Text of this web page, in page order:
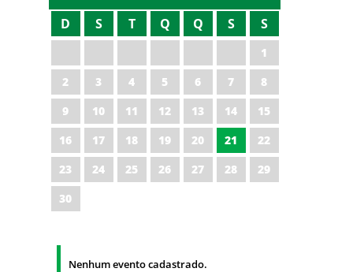
D S T Q Q S S
1
2
3 4 5 6 7
8
9
10 11 12 13 14
15
16
17 18 19 20 21
22
23
24 25 26 27 28
29
30
Nenhum evento cadastrado.